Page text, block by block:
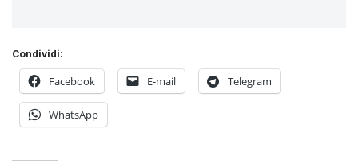
Condividi:
Facebook E-mail Telegram
WhatsApp